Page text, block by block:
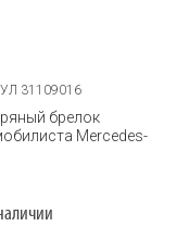
31109016
брелок
Mercedes-